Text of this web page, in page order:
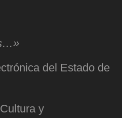
del Estado de
y